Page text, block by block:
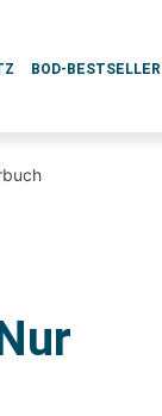
BOD-BESTSELLER